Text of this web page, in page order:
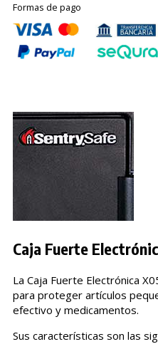
Formas de pago
Caja Fuerte
La Caja Fuerte Electrónica
para proteger artículos
efectivo y medicamentos.
Sus características son las